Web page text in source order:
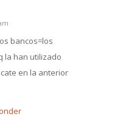
bancos=los
la han utilizado
en la anterior